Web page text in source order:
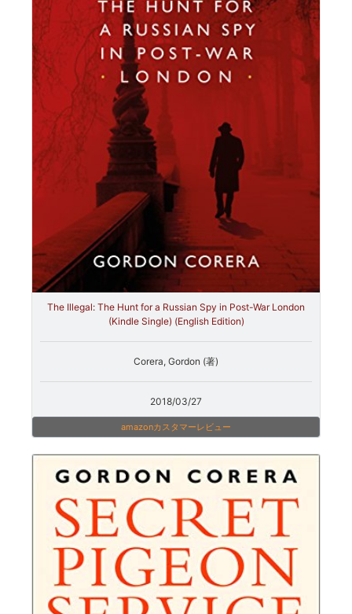
The Illegal: The Hunt for a Russian Spy in Post-War London
(Kindle Single) (English Edition)
Corera, Gordon (著)
2018/03/27
amazonカスタマーレビュー